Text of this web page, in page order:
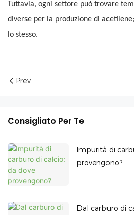
Tuttavia, ogni settore può trovare
diverse per la produzione di
lo stesso.
Prev
Consigliato Per Te
Impurità di
provengono?
Dal carburo di